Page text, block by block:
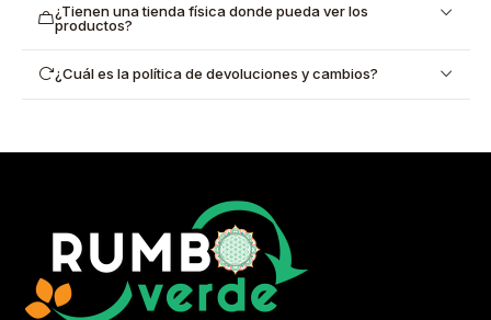
¿Tienen una tienda física donde pueda ver los
productos?
¿Cuál es la política de devoluciones y cambios?